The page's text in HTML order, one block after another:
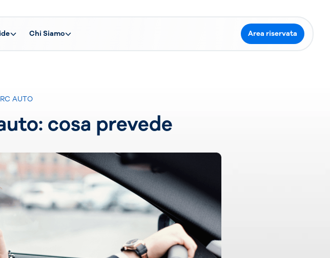
Chi Siamo Area riservata
AUTO
cosa prevede